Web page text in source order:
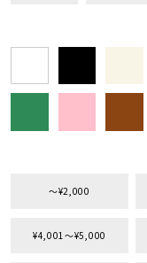
〜¥2,000
¥4,001〜¥5,000